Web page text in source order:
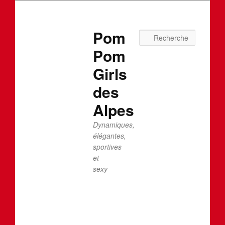
Pom
Pom
Girls
des
Alpes
Dynamiques,
élégantes,
sportives
et
sexy